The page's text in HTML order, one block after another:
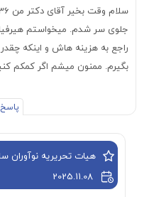
جلوی سر شدم. میخواستم
راجع به هزینه هاش و اینکه
بگیرم. ممنون میشم اگر کمکم
هیات تحریریه نوآوران
2025.11.08